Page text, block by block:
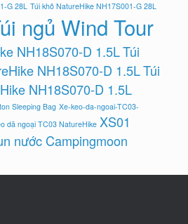
G 28L Túi khô NatureHike NH17S001-G 28L
ngủ Wind Tour
NH18S070-D 1.5LTúi
NH18S070-D 1.5LTúi
NH18S070-D 1.5L
Sleeping Bag Xe-keo-da-ngoai-TC03-
dã ngoại TC03 NatureHike XS01
nước Campingmoon